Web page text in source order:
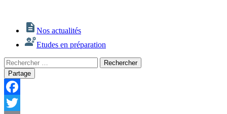
Nos actualités
Etudes en préparation
Rechercher
:
Rechercher
Partage
Facebook